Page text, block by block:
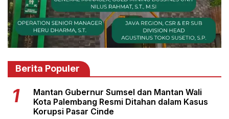
Berita Populer
Mantan Gubernur Sumsel dan Mantan Wali
Kota Palembang Resmi Ditahan dalam Kasus
Korupsi Pasar Cinde